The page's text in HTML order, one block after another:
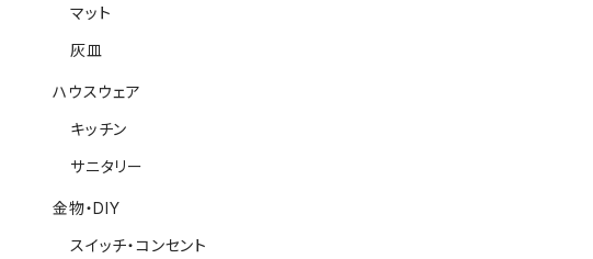
マット
灰皿
ハウスウェア
キッチン
サニタリー
金物・DIY
スイッチ・コンセント